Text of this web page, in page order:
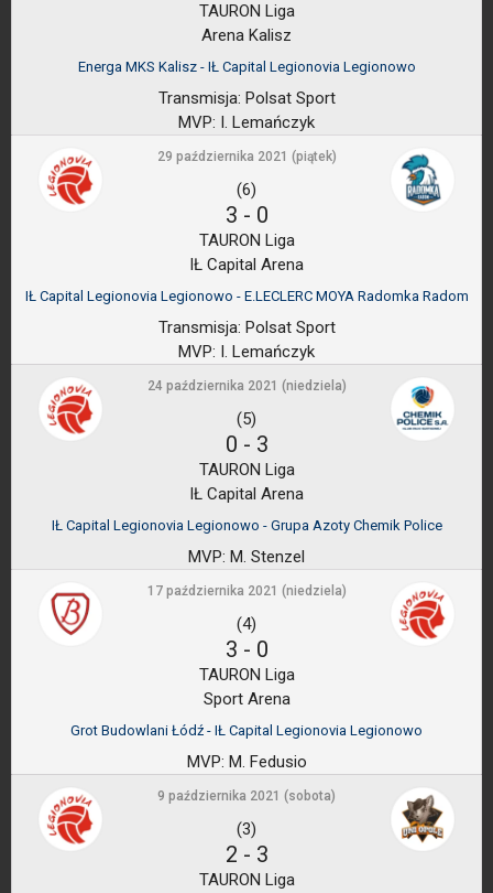
TAURON Liga
Arena Kalisz
Energa MKS Kalisz - IŁ Capital Legionovia Legionowo
Transmisja: Polsat Sport
MVP: I. Lemańczyk
29 października 2021 (piątek)
(6)
3 - 0
TAURON Liga
IŁ Capital Arena
IŁ Capital Legionovia Legionowo - E.LECLERC MOYA Radomka Radom
Transmisja: Polsat Sport
MVP: I. Lemańczyk
24 października 2021 (niedziela)
(5)
0 - 3
TAURON Liga
IŁ Capital Arena
IŁ Capital Legionovia Legionowo - Grupa Azoty Chemik Police
MVP: M. Stenzel
17 października 2021 (niedziela)
(4)
3 - 0
TAURON Liga
Sport Arena
Grot Budowlani Łódź - IŁ Capital Legionovia Legionowo
MVP: M. Fedusio
9 października 2021 (sobota)
(3)
2 - 3
TAURON Liga